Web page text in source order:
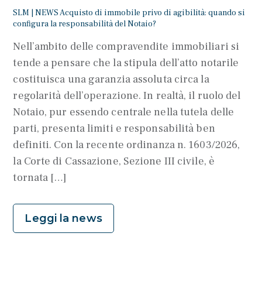
SLM | NEWS Acquisto di immobile privo di agibilità: quando si
configura la responsabilità del Notaio?
Nell’ambito delle compravendite immobiliari si
tende a pensare che la stipula dell’atto notarile
costituisca una garanzia assoluta circa la
regolarità dell’operazione. In realtà, il ruolo del
Notaio, pur essendo centrale nella tutela delle
parti, presenta limiti e responsabilità ben
definiti. Con la recente ordinanza n. 1603/2026,
la Corte di Cassazione, Sezione III civile, è
tornata […]
Leggi la news